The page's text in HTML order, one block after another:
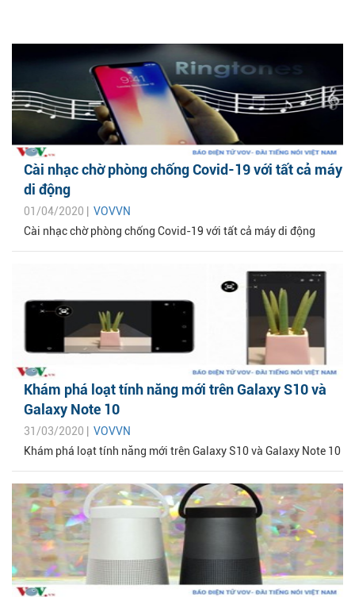
Cài nhạc chờ phòng chống Covid-19 với tất cả máy
di động
01/04/2020 | VOVVN
Cài nhạc chờ phòng chống Covid-19 với tất cả máy di động
Khám phá loạt tính năng mới trên Galaxy S10 và
Galaxy Note 10
31/03/2020 | VOVVN
Khám phá loạt tính năng mới trên Galaxy S10 và Galaxy Note 10